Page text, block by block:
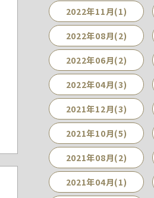
2022年11月(1)
2022年08月(2)
2022年06月(2)
2022年04月(3)
2021年12月(3)
2021年10月(5)
2021年08月(2)
2021年04月(1)